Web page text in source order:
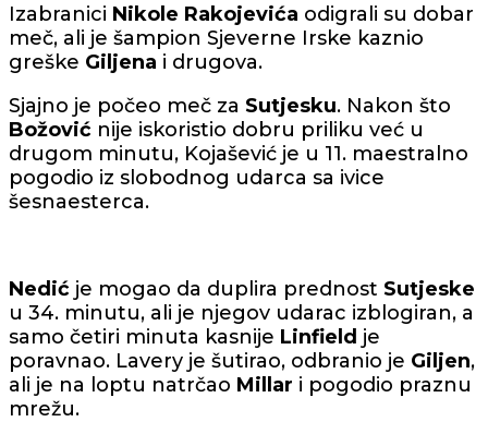
Izabranici Nikole Rakojevića odigrali su dobar
meč, ali je šampion Sjeverne Irske kaznio
greške Giljena i drugova.
Sjajno je počeo meč za Sutjesku. Nakon što
Božović nije iskoristio dobru priliku već u
drugom minutu, Kojašević je u 11. maestralno
pogodio iz slobodnog udarca sa ivice
šesnaesterca.
Nedić je mogao da duplira prednost Sutjeske
u 34. minutu, ali je njegov udarac izblogiran, a
samo četiri minuta kasnije Linfield je
poravnao. Lavery je šutirao, odbranio je Giljen,
ali je na loptu natrčao Millar i pogodio praznu
mrežu.